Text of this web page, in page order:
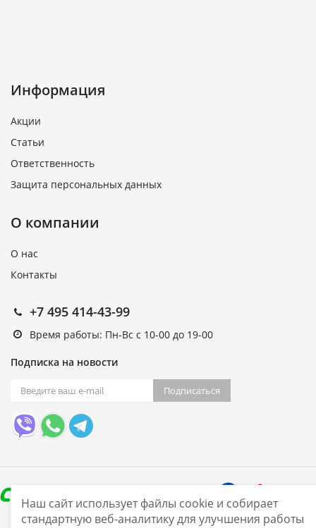
Информация
Акции
Статьи
Ответственность
Защита персональных данных
О компании
О нас
Контакты
+7 495 414-43-99
Время работы: Пн-Вс с 10-00 до 19-00
Подписка на новости
Подписаться
Наш сайт использует файлы cookie и собирает
стандартную веб-аналитику для улучшения работы